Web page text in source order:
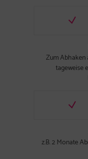
Zum Abhaken
tageweise
z.B. 2 Monate